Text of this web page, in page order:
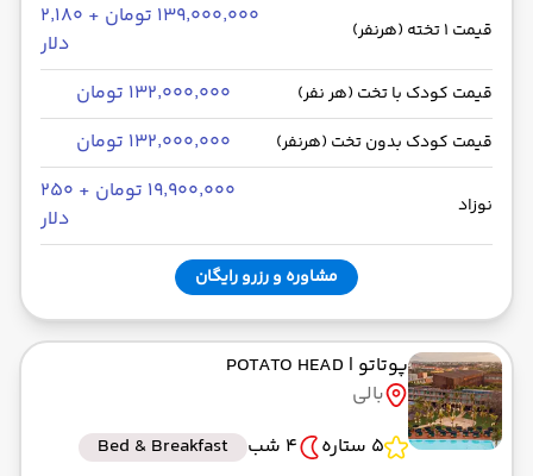
قیمت 1 تخته (هرنفر)
۱۳۹٬۰۰۰٬۰۰۰ تومان + ۲٬۱۸۰
دلار
قیمت کودک با تخت (هر نفر) ۱۳۲٬۰۰۰٬۰۰۰ تومان
قیمت کودک بدون تخت (هرنفر) ۱۳۲٬۰۰۰٬۰۰۰ تومان
نوزاد
۱۹٬۹۰۰٬۰۰۰ تومان + ۲۵۰
دلار
مشاوره و رزرو رایگان
پوتاتو | POTATO HEAD
بالی
5 ستاره
4 شب
Bed & Breakfast